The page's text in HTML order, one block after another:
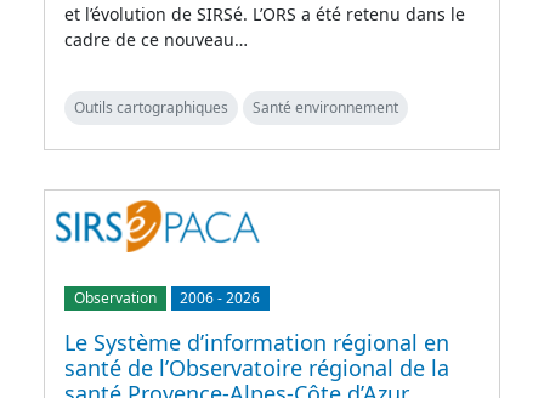
et l’évolution de SIRSé. L’ORS a été retenu dans le
cadre de ce nouveau…
Outils cartographiques Santé environnement
Observation 2006-2026
Le Système d’information régional en
santé de l’Observatoire régional de la